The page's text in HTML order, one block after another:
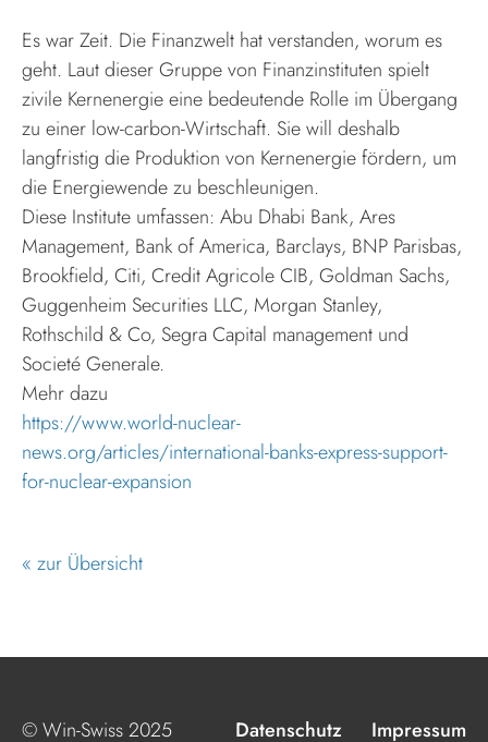
Es war Zeit. Die Finanzwelt hat verstanden, worum es
geht. Laut dieser Gruppe von Finanzinstituten spielt
zivile Kernenergie eine bedeutende Rolle im Übergang
zu einer low-carbon-Wirtschaft. Sie will deshalb
langfristig die Produktion von Kernenergie fördern, um
die Energiewende zu beschleunigen.
Diese Institute umfassen: Abu Dhabi Bank, Ares
Management, Bank of America, Barclays, BNP Parisbas,
Brookfield, Citi, Credit Agricole CIB, Goldman Sachs,
Guggenheim Securities LLC, Morgan Stanley,
Rothschild & Co, Segra Capital management und
Societé Generale.
Mehr dazu
https://www.world-nuclear-
news.org/articles/international-banks-express-support-
for-nuclear-expansion
« zur Übersicht
© Win-Swiss 2025 Datenschutz Impressum